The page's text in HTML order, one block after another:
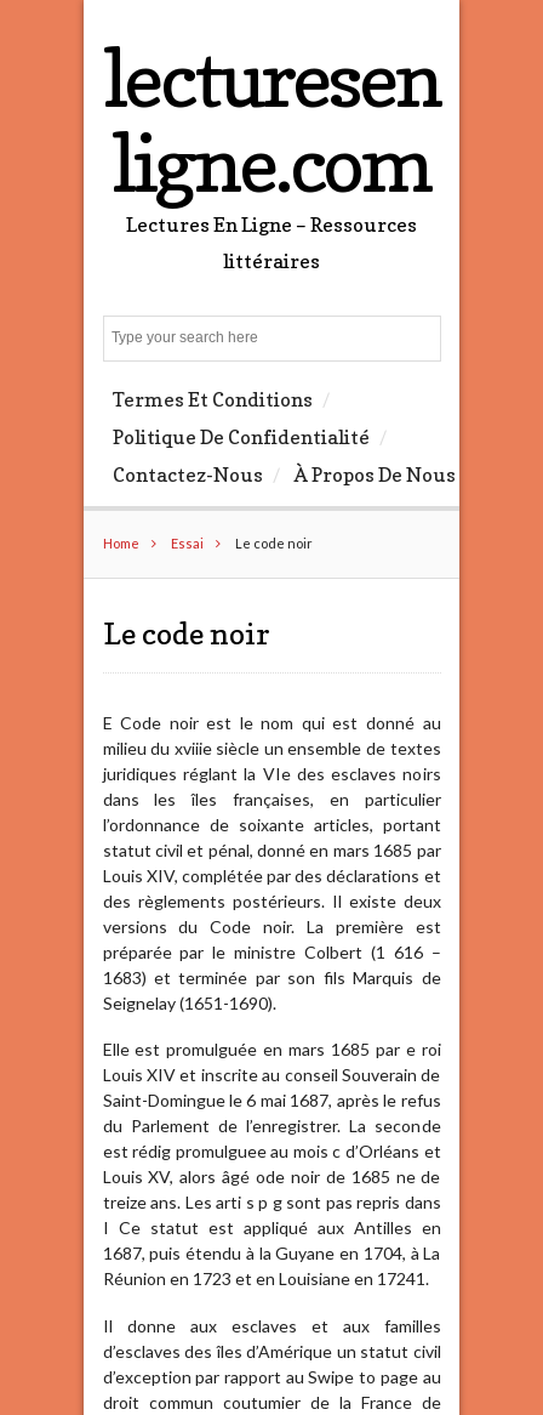
lecturesen
ligne.com
Lectures En Ligne – Ressources
littéraires
e
Termes Et Conditions
Politique De Confidentialité
Contactez-Nous
À Propos De Nous
Home Essai Le code noir
Le code noir
E Code noir est le nom qui est donné au
milieu du xviiie siècle un ensemble de textes
juridiques réglant la VIe des esclaves noirs
dans les îles françaises, en particulier
l’ordonnance de soixante articles, portant
statut civil et pénal, donné en mars 1685 par
Louis XIV, complétée par des déclarations et
des règlements postérieurs. Il existe deux
versions du Code noir. La première est
préparée par le ministre Colbert (1 616 –
1683) et terminée par son fils Marquis de
Seignelay (1651-1690).
Elle est promulguée en mars 1685 par e roi
Louis XIV et inscrite au conseil Souverain de
Saint-Domingue le 6 mai 1687, après le refus
du Parlement de l’enregistrer. La seconde
est rédig promulguee au mois c d’Orléans et
Louis XV, alors âgé ode noir de 1685 ne de
treize ans. Les arti s p g sont pas repris dans
I Ce statut est appliqué aux Antilles en
1687, puis étendu à la Guyane en 1704, à La
Réunion en 1723 et en Louisiane en 17241.
Il donne aux esclaves et aux familles
d’esclaves des îles d’Amérique un statut civil
d’exception par rapport au Swipe to page au
droit commun coutumier de la France de